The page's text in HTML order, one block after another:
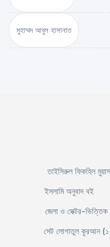
মুহাম্মদ আবুল হাসানাত
তাইসিরুল ফিকহিল
ইসলামি অনুবাদ বই
জেলা ও সেক্টর-
সেট লোগাতুল কুরআন (১